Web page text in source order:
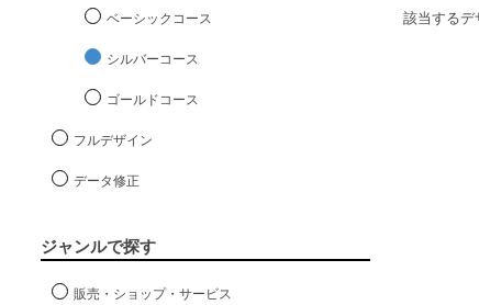
ベーシックコース
シルバーコース
ゴールドコース
フルデザイン
データ修正
ジャンルで探す
販売・ショップ・サービス
該当する